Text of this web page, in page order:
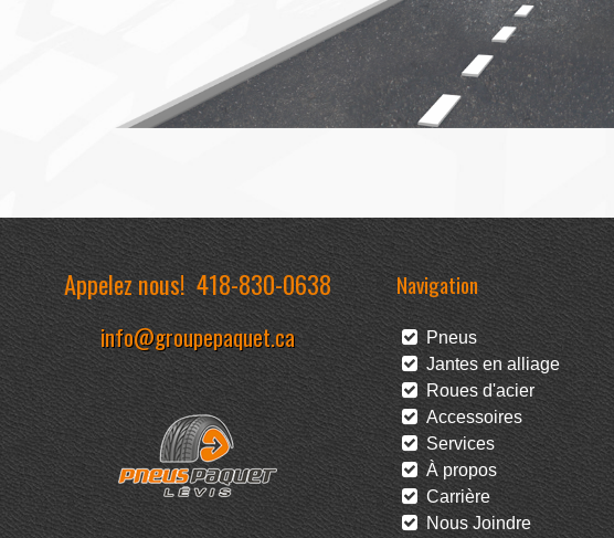
Appelez nous!418-830-0638
info@groupepaquet.ca
Navigation
Pneus
Jantes en alliage
Roues d'acier
Accessoires
Services
À propos
Carrière
Nous Joindre